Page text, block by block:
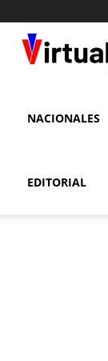
NACIONALES
EDITORIAL